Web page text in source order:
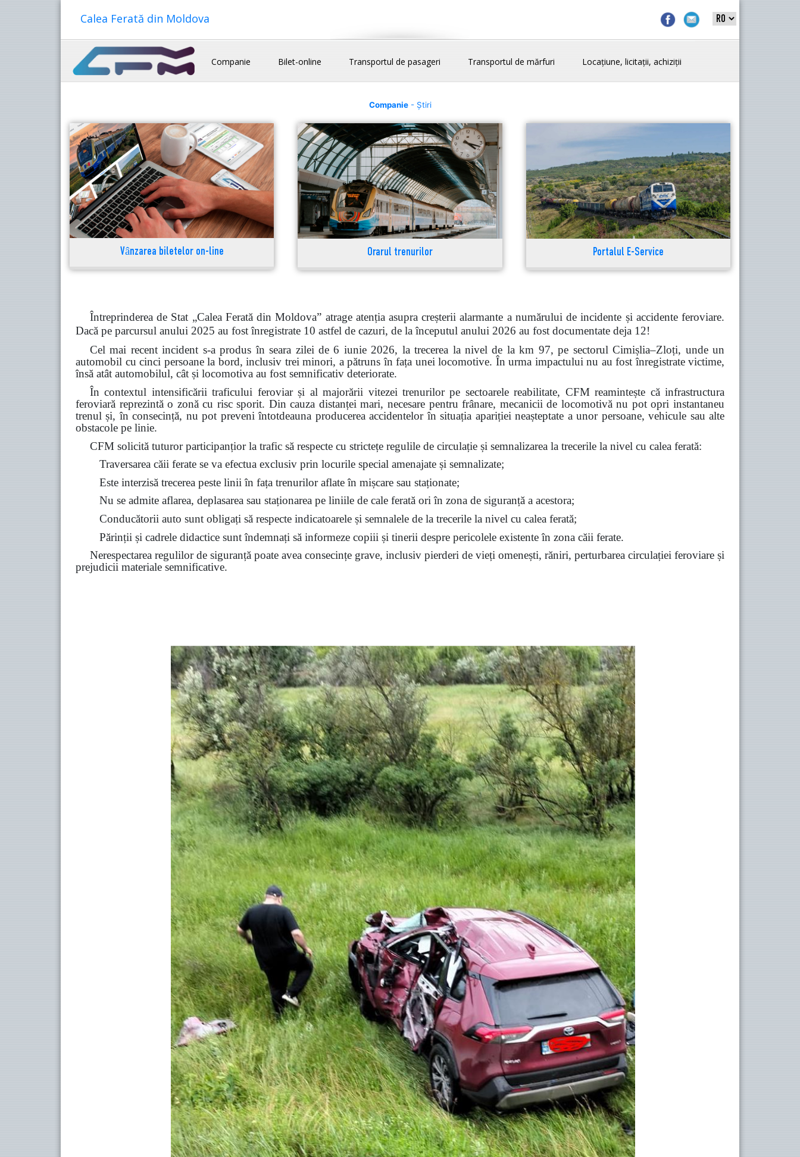
Calea Ferată din Moldova
Companie Bilet-online Transportul de pasageri Transportul de mărfuri Locațiune, licitații, achiziții
Companie- Știri
Vânzarea biletelor on-line Orarul trenurilor Portalul E-Service
Întreprinderea de Stat „Calea Ferată din Moldova” atrage atenția asupra creșterii alarmante a numărului de incidente și accidente feroviare.
Dacă pe parcursul anului 2025 au fost înregistrate 10 astfel de cazuri, de la începutul anului 2026 au fost documentate deja 12!
Cel mai recent incident s-a produs în seara zilei de 6 iunie 2026, la trecerea la nivel de la km 97, pe sectorul Cimișlia–Zloți, unde un
automobil cu cinci persoane la bord, inclusiv trei minori, a pătruns în fața unei locomotive. În urma impactului nu au fost înregistrate victime,
însă atât automobilul, cât și locomotiva au fost semnificativ deteriorate.
În contextul intensificării traficului feroviar și al majorării vitezei trenurilor pe sectoarele reabilitate, CFM reamintește că infrastructura
feroviară reprezintă o zonă cu risc sporit. Din cauza distanței mari, necesare pentru frânare, mecanicii de locomotivă nu pot opri instantaneu
trenul și, în consecință, nu pot preveni întotdeauna producerea accidentelor în situația apariției neașteptate a unor persoane, vehicule sau alte
obstacole pe linie.
CFM solicită tuturor participanțior la trafic să respecte cu strictețe regulile de circulație și semnalizarea la trecerile la nivel cu calea ferată:
Traversarea căii ferate se va efectua exclusiv prin locurile special amenajate și semnalizate;
Este interzisă trecerea peste linii în fața trenurilor aflate în mișcare sau staționate;
Nu se admite aflarea, deplasarea sau staționarea pe liniile de cale ferată ori în zona de siguranță a acestora;
Conducătorii auto sunt obligați să respecte indicatoarele și semnalele de la trecerile la nivel cu calea ferată;
Părinții și cadrele didactice sunt îndemnați să informeze copiii și tinerii despre pericolele existente în zona căii ferate.
Nerespectarea regulilor de siguranță poate avea consecințe grave, inclusiv pierderi de vieți omenești, răniri, perturbarea circulației feroviare și
prejudicii materiale semnificative.